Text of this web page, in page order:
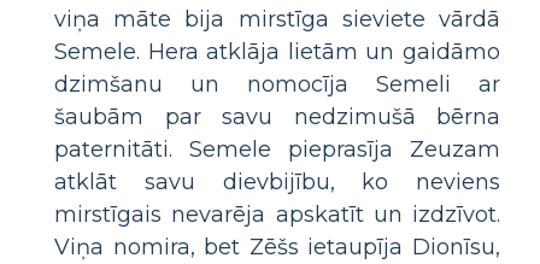
viņa māte bija mirstīga sieviete vārdā
Semele. Hera atklāja lietām un gaidāmo
dzimšanu un nomocīja Semeli ar
šaubām par savu nedzimušā bērna
paternitāti. Semele pieprasīja Zeuzam
atklāt savu dievbijību, ko neviens
mirstīgais nevarēja apskatīt un izdzīvot.
Viņa nomira, bet Zēšs ietaupīja Dionīsu,